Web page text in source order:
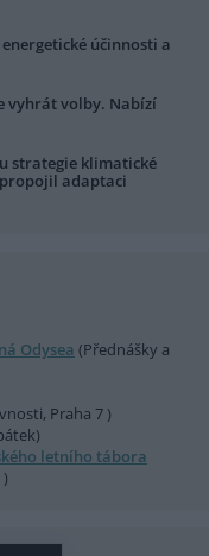
účinnosti a
vyhrát volby. Nabízí
strategie klimatické
adaptaci
Odysea (Přednášky a
Praha 7 )
letního tábora